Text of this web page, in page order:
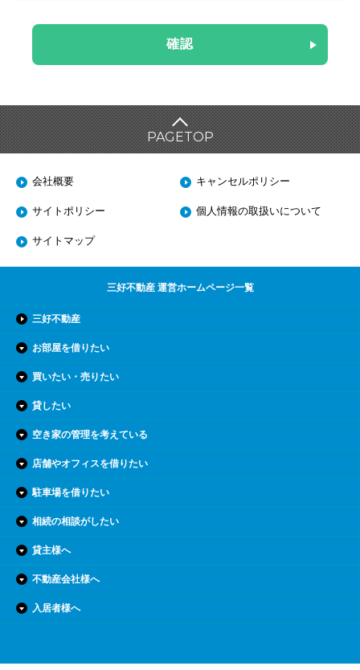
PAGETOP
会社概要 キャンセルポリシー
サイトポリシー 個人情報の取扱いについて
サイトマップ
三好不動産 運営ホームページ一覧
三好不動産
お部屋を借りたい
買いたい・売りたい
貸したい
空き家の管理を考えている
店舗やオフィスを借りたい
駐車場を借りたい
相続の相談がしたい
貸主様へ
不動産会社様へ
入居者様へ